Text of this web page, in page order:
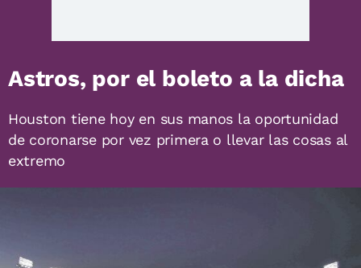
Astros, por el boleto a la dicha
Houston tiene hoy en sus manos la oportunidad
de coronarse por vez primera o llevar las cosas al
extremo